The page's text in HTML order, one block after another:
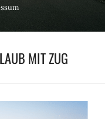
MIT ZUG